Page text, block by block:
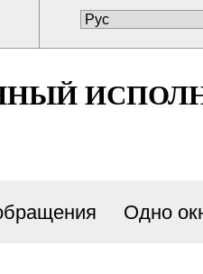
Одно